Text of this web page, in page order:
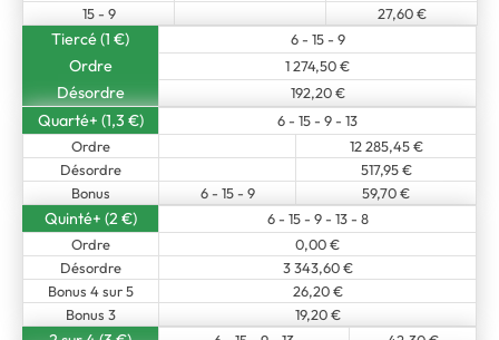
15 - 9
27,60 €
Tiercé (1 €) 6 - 15 - 9
Ordre 1 274,50 €
Désordre 192,20 €
Quarté+ (1,3 €)
6 - 15 - 9 - 13
Ordre
12 285,45 €
Désordre
517,95 €
Bonus
6 - 15 - 9 59,70 €
Quinté+ (2 €)
6 - 15 - 9 - 13 - 8
Ordre
0,00 €
Désordre
3 343,60 €
Bonus 4 sur 5
26,20 €
Bonus 3
19,20 €